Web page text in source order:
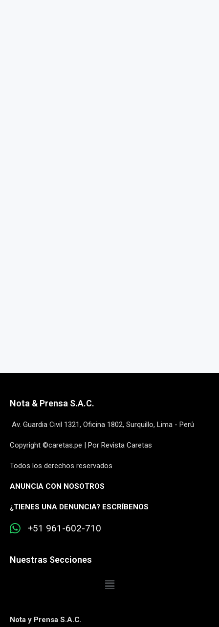
Nota & Prensa S.A.C.
Av. Guardia Civil 1321, Oficina 1802, Surquillo, Lima - Perú
Copyright ©caretas.pe | Por Revista Caretas
Todos los derechos reservados
ANUNCIA CON NOSOTROS
¿TIENES UNA DENUNCIA? ESCRÍBENOS
+51 961-602-710
Nuestras Secciones
Nota y Prensa S.A.C.